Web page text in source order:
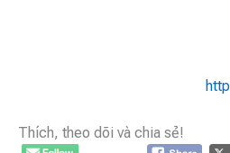
Thích, theo dõi và chia sẻ!